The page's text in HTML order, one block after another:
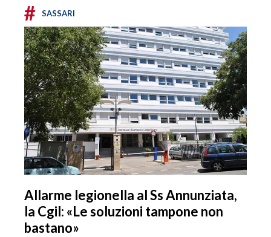
# SASSARI
Allarme legionella al Ss Annunziata,
la Cgil: «Le soluzioni tampone non
bastano»